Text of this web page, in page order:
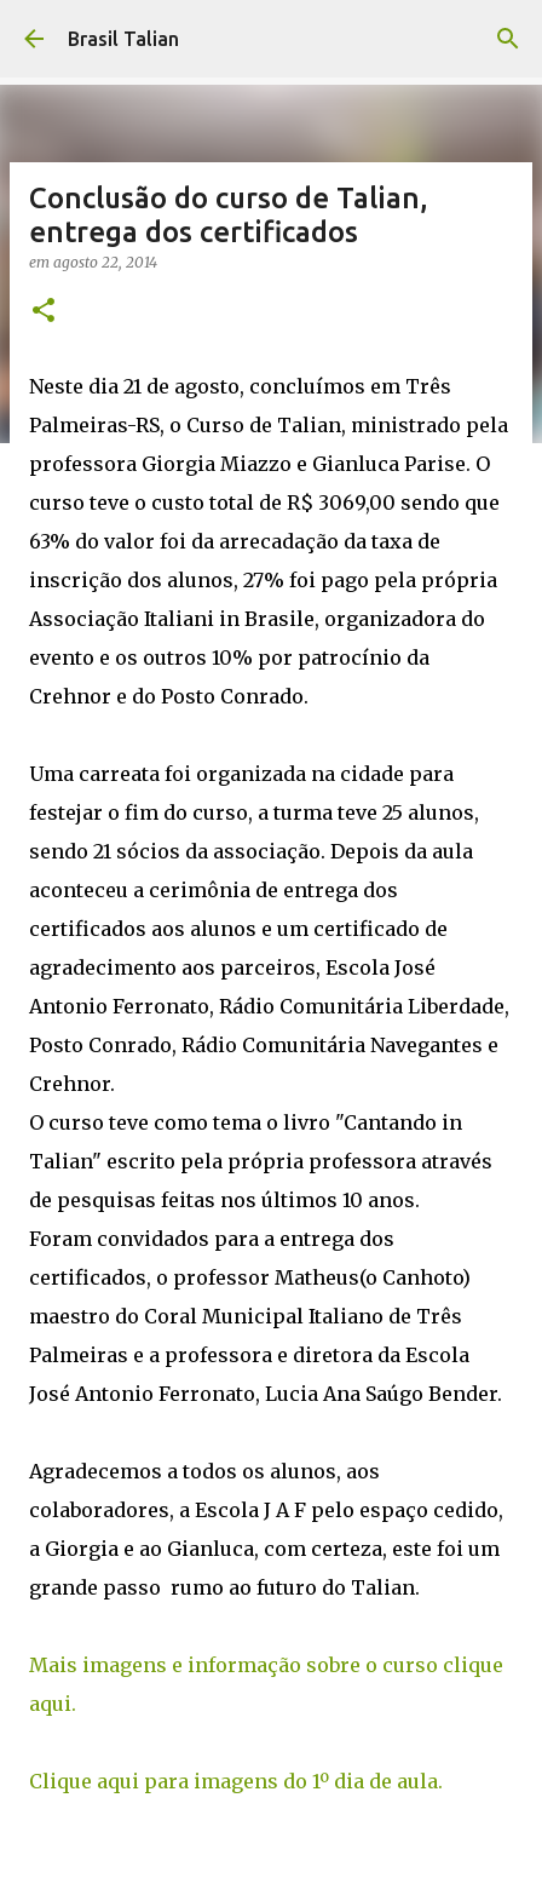
Pular para o conteúdo principal
Brasil Talian
Conclusão do curso de Talian,
entrega dos certificados
em agosto 22, 2014
Neste dia 21 de agosto, concluímos em Três
Palmeiras-RS, o Curso de Talian, ministrado pela
professora Giorgia Miazzo e Gianluca Parise. O
curso teve o custo total de R$ 3069,00 sendo que
63% do valor foi da arrecadação da taxa de
inscrição dos alunos, 27% foi pago pela própria
Associação Italiani in Brasile, organizadora do
evento e os outros 10% por patrocínio da
Crehnor e do Posto Conrado.
Uma carreata foi organizada na cidade para
festejar o fim do curso, a turma teve 25 alunos,
sendo 21 sócios da associação. Depois da aula
aconteceu a cerimônia de entrega dos
certificados aos alunos e um certificado de
agradecimento aos parceiros, Escola José
Antonio Ferronato, Rádio Comunitária Liberdade,
Posto Conrado, Rádio Comunitária Navegantes e
Crehnor.
O curso teve como tema o livro "Cantando in
Talian" escrito pela própria professora através
de pesquisas feitas nos últimos 10 anos.
Foram convidados para a entrega dos
certificados, o professor Matheus(o Canhoto)
maestro do Coral Municipal Italiano de Três
Palmeiras e a professora e diretora da Escola
José Antonio Ferronato, Lucia Ana Saúgo Bender.
Agradecemos a todos os alunos, aos
colaboradores, a Escola J A F pelo espaço cedido,
a Giorgia e ao Gianluca, com certeza, este foi um
grande passo rumo ao futuro do Talian.
Mais imagens e informação sobre o curso clique
aqui.
Clique aqui para imagens do 1º dia de aula.